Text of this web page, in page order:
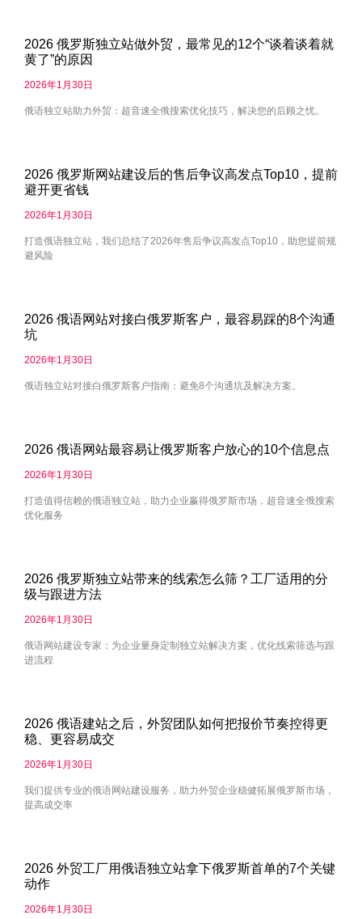
2026 俄罗斯独立站做外贸，最常见的12个“谈着谈着就
黄了”的原因
2026年1月30日
俄语独立站助力外贸：超音速全俄搜索优化技巧，解决您的后顾之忧。
2026 俄罗斯网站建设后的售后争议高发点Top10，提前
避开更省钱
2026年1月30日
打造俄语独立站，我们总结了2026年售后争议高发点Top10，助您提前规
避风险
2026 俄语网站对接白俄罗斯客户，最容易踩的8个沟通
坑
2026年1月30日
俄语独立站对接白俄罗斯客户指南：避免8个沟通坑及解决方案。
2026 俄语网站最容易让俄罗斯客户放心的10个信息点
2026年1月30日
打造值得信赖的俄语独立站，助力企业赢得俄罗斯市场，超音速全俄搜索
优化服务
2026 俄罗斯独立站带来的线索怎么筛？工厂适用的分
级与跟进方法
2026年1月30日
俄语网站建设专家：为企业量身定制独立站解决方案，优化线索筛选与跟
进流程
2026 俄语建站之后，外贸团队如何把报价节奏控得更
稳、更容易成交
2026年1月30日
我们提供专业的俄语网站建设服务，助力外贸企业稳健拓展俄罗斯市场，
提高成交率
2026 外贸工厂用俄语独立站拿下俄罗斯首单的7个关键
动作
2026年1月30日